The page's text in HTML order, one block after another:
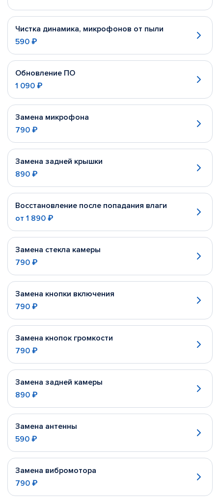
Чистка динамика, микрофонов от пыли
590 ₽
Обновление ПО
1 090 ₽
Замена микрофона
790 ₽
Замена задней крышки
890 ₽
Восстановление после попадания влаги
от 1 890 ₽
Замена стекла камеры
790 ₽
Замена кнопки включения
790 ₽
Замена кнопок громкости
790 ₽
Замена задней камеры
890 ₽
Замена антенны
590 ₽
Замена вибромотора
790 ₽